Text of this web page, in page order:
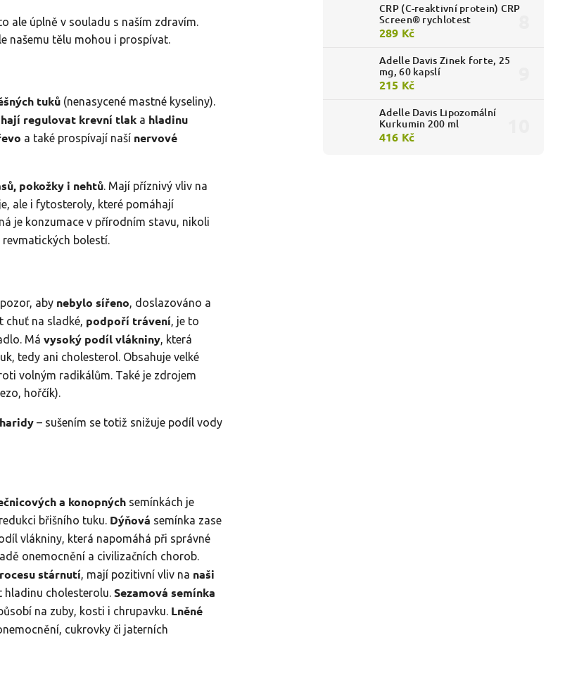
CRP (C-reaktivní protein) CRP
Screen® rychlotest
289 Kč
Adelle Davis Zinek forte, 25
mg, 60 kapslí
215 Kč
Adelle Davis Lipozomální
Kurkumin 200 ml
416 Kč
ale úplně v souladu s naším zdravím.
našemu tělu mohou i prospívat.
tuků (nenasycené mastné kyseliny).
regulovat krevní tlak a hladinu
a také prospívají naší nervové
pokožky i nehtů. Mají příznivý vliv na
ale i fytosteroly, které pomáhají
je konzumace v přírodním stavu, nikoli
bolestí.
aby nebylo sířeno, doslazováno a
chuť na sladké, podpoří trávení, je to
Má vysoký podíl vlákniny, která
tedy ani cholesterol. Obsahuje velké
volným radikálům. Také je zdrojem
hořčík).
– sušením se totiž snižuje podíl vody
a konopných semínkách je
břišního tuku. Dýňová semínka zase
vlákniny, která napomáhá při správné
onemocnění a civilizačních chorob.
stárnutí, mají pozitivní vliv na naši
hladinu cholesterolu. Sezamová semínka
na zuby, kosti i chrupavku. Lněné
cukrovky či jaterních